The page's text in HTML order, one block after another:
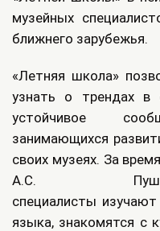
музейных
ближнего зарубежья.
«Летняя школа»
узнать о трендах в
устойчивое
занимающихся
своих музеях. За
А.С.
специалисты
языка, знакомятся с